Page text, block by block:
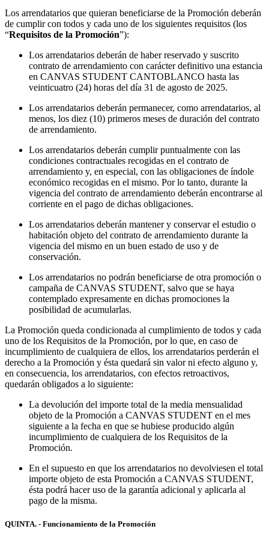
Los arrendatarios que quieran beneficiarse de la Promoción deberán
de cumplir con todos y cada uno de los siguientes requisitos (los
“Requisitos de la Promoción”):
Los arrendatarios deberán de haber reservado y suscrito
contrato de arrendamiento con carácter definitivo una estancia
en CANVAS STUDENT CANTOBLANCO hasta las
veinticuatro (24) horas del día 31 de agosto de 2025.
Los arrendatarios deberán permanecer, como arrendatarios, al
menos, los diez (10) primeros meses de duración del contrato
de arrendamiento.
Los arrendatarios deberán cumplir puntualmente con las
condiciones contractuales recogidas en el contrato de
arrendamiento y, en especial, con las obligaciones de índole
económico recogidas en el mismo. Por lo tanto, durante la
vigencia del contrato de arrendamiento deberán encontrarse al
corriente en el pago de dichas obligaciones.
Los arrendatarios deberán mantener y conservar el estudio o
habitación objeto del contrato de arrendamiento durante la
vigencia del mismo en un buen estado de uso y de
conservación.
Los arrendatarios no podrán beneficiarse de otra promoción o
campaña de CANVAS STUDENT, salvo que se haya
contemplado expresamente en dichas promociones la
posibilidad de acumularlas.
La Promoción queda condicionada al cumplimiento de todos y cada
uno de los Requisitos de la Promoción, por lo que, en caso de
incumplimiento de cualquiera de ellos, los arrendatarios perderán el
derecho a la Promoción y ésta quedará sin valor ni efecto alguno y,
en consecuencia, los arrendatarios, con efectos retroactivos,
quedarán obligados a lo siguiente:
La devolución del importe total de la media mensualidad
objeto de la Promoción a CANVAS STUDENT en el mes
siguiente a la fecha en que se hubiese producido algún
incumplimiento de cualquiera de los Requisitos de la
Promoción.
En el supuesto en que los arrendatarios no devolviesen el total
importe objeto de esta Promoción a CANVAS STUDENT,
ésta podrá hacer uso de la garantía adicional y aplicarla al
pago de la misma.
QUINTA. - Funcionamiento de la Promoción